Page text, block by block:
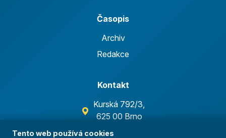
Časopis
Archiv
Redakce
Kontakt
Kurská 792/3,
625 00 Brno
IČO 00544833
Tento web používá cookies